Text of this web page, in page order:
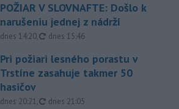
POŽIAR V SLOVNAFTE: Došlo k
narušeniu jednej z nádrží
dnes 14:20, aktualizované
dnes 15:46
Pri požiari lesného porastu v
Trstíne zasahuje takmer 50
hasičov
dnes 20:21, aktualizované
dnes 21:05